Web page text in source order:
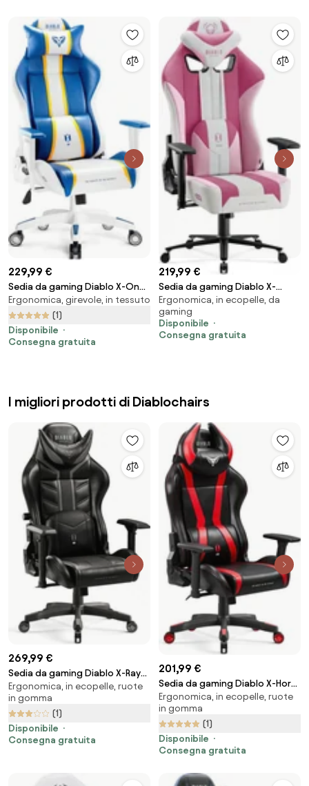
229,99 €
Sedia da gaming Diablo X-One
2.0 Aqua Blue: Normal Size
Ergonomica, girevole, in tessuto
(1)
Disponibile
Consegna gratuita
219,99 €
Sedia da gaming Diablo X-
Player 2.0 In Materiale Normal
Size: Marshmallow Pink
Ergonomica, in ecopelle, da
gaming
Disponibile
Consegna gratuita
I migliori prodotti di Diablochairs
269,99 €
Sedia da gaming Diablo X-Ray
2.0 King Size: Nero e Grigio
Ergonomica, in ecopelle, ruote
in gomma
(1)
Disponibile
Consegna gratuita
201,99 €
Sedia da gaming Diablo X-Horn
2.0 Normal Size, Nero-rosso
Ergonomica, in ecopelle, ruote
in gomma
(1)
Disponibile
Consegna gratuita